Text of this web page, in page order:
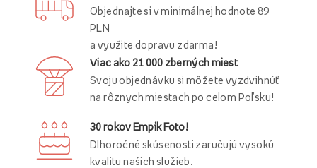
Objednajte si v minimálnej hodnote 89
PLN
a využite dopravu zdarma!
Viac ako 21 000 zberných miest
Svoju objednávku si môžete vyzdvihnúť
na rôznych miestach po celom Poľsku!
30 rokov Empik Foto!
Dlhoročné skúsenosti zaručujú vysokú
kvalitu našich služieb.